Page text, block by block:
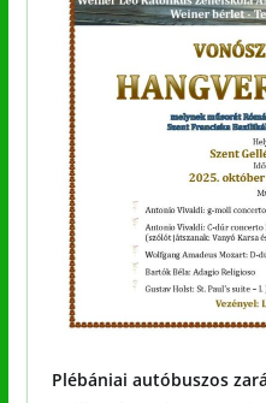
Plébániai autóbuszos